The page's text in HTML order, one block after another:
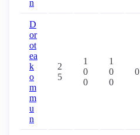
n
D
or
ot
ea
k
o
m
m
u
n
2
5
1
0
0
1
0
0
0